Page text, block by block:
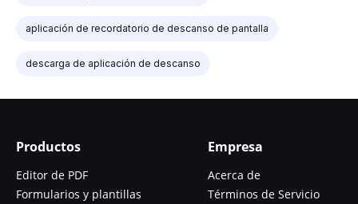
aplicación de recordatorio de descanso de pantalla
descarga de aplicación de descanso
Productos
Editor de PDF
Formularios y plantillas
Empresa
Acerca de
Términos de Servicio